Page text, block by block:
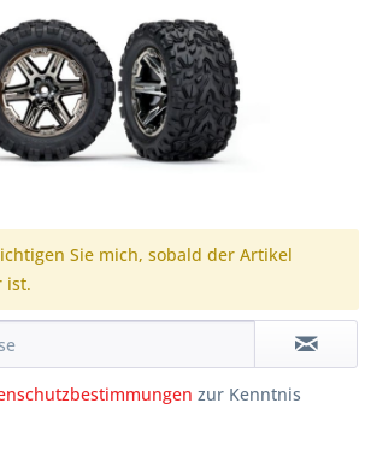
Sie mich, sobald der Artikel
ist.
zur Kenntnis